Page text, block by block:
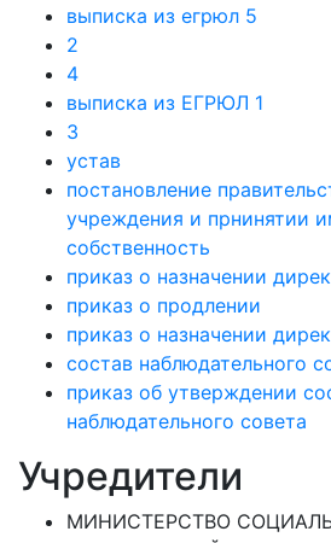
выписка из егрюл 5
2
4
выписка из ЕГРЮЛ 1
3
устав
постановление
учреждения и прнинятии
собственность
приказ о назначении
приказ о продлении
приказ о назначении
состав наблюдательного
приказ об утверждении
наблюдательного совета
Учредители
МИНИСТЕРСТВО